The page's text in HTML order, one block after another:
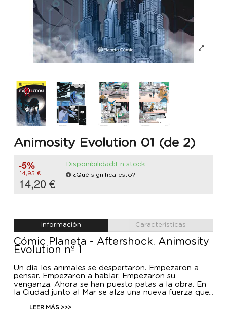
Animosity Evolution 01 (de 2)
-5%
14,95 €
14,20 €
Disponibilidad:En stock
¿Qué significa esto?
Información Características
Cómic Planeta - Aftershock. Animosity
Evolution nº 1
Un día los animales se despertaron. Empezaron a
pensar. Empezaron a hablar. Empezaron su
venganza. Ahora se han puesto patas a la obra. En
la Ciudad junto al Mar se alza una nueva fuerza que
está fundando su propio reino animal. La enigmática
loba Wintermute ha tomado el control de la ciudad
LEER MÁS >>>